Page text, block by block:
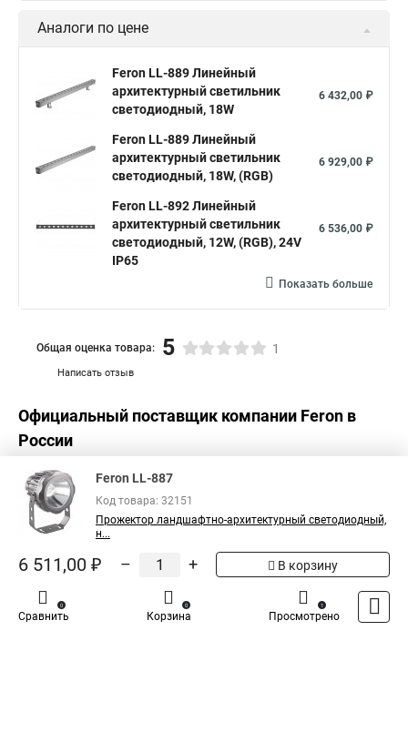
Аналоги по цене
Feron LL-889 Линейный
архитектурный светильник
светодиодный, 18W
6 432,00 ₽
Feron LL-889 Линейный
архитектурный светильник
светодиодный, 18W, (RGB)
6 929,00 ₽
Feron LL-892 Линейный
архитектурный светильник
светодиодный, 12W, (RGB), 24V
IP65
6 536,00 ₽
Показать больше
Написать отзыв
Общая оценка товара: 5 1
Официальный поставщик компании Feron в
России
Feron LL-887
Код товара: 32151
Прожектор ландшафтно-архитектурный светодиодный,
н...
6 511,00 ₽ – + В корзину
Сравнить
0
Корзина
0
Просмотрено
1